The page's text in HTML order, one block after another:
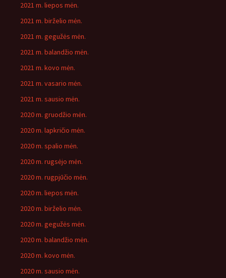
2021 m. liepos mėn.
2021 m. birželio mėn.
2021 m. gegužės mėn.
2021 m. balandžio mėn.
2021 m. kovo mėn.
2021 m. vasario mėn.
2021 m. sausio mėn.
2020 m. gruodžio mėn.
2020 m. lapkričio mėn.
2020 m. spalio mėn.
2020 m. rugsėjo mėn.
2020 m. rugpjūčio mėn.
2020 m. liepos mėn.
2020 m. birželio mėn.
2020 m. gegužės mėn.
2020 m. balandžio mėn.
2020 m. kovo mėn.
2020 m. sausio mėn.